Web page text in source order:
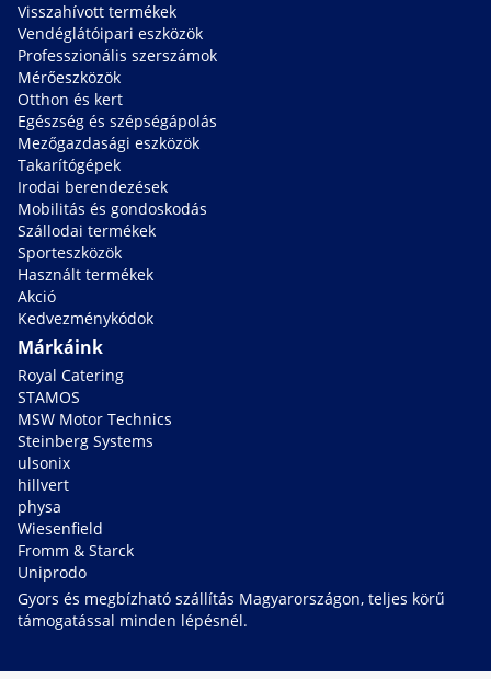
Visszahívott termékek
Vendéglátóipari eszközök
Professzionális szerszámok
Mérőeszközök
Otthon és kert
Egészség és szépségápolás
Mezőgazdasági eszközök
Takarítógépek
Irodai berendezések
Mobilitás és gondoskodás
Szállodai termékek
Sporteszközök
Használt termékek
Akció
Kedvezménykódok
Márkáink
Royal Catering
STAMOS
MSW Motor Technics
Steinberg Systems
ulsonix
hillvert
physa
Wiesenfield
Fromm & Starck
Uniprodo
Gyors és megbízható szállítás Magyarországon, teljes körű
támogatással minden lépésnél.